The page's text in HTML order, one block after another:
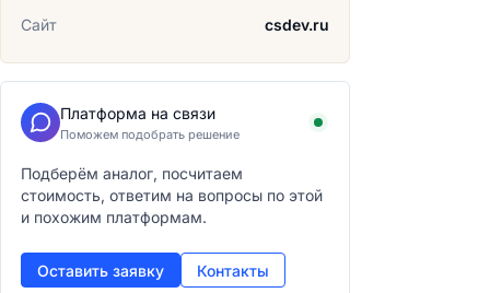
Сайт
csdev.ru
Платформа на связи
Поможем подобрать решение
Подберём аналог, посчитаем
стоимость, ответим на вопросы по этой
и похожим платформам.
Оставить заявку Контакты